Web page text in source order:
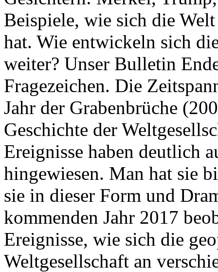
Beispiele, wie sich die
hat. Wie entwickeln sich
weiter? Unser Bulletin
Fragezeichen. Die
Jahr der Grabenbrüche
Geschichte der
Ereignisse haben deutlich
hingewiesen. Man hat sie
sie in dieser Form und
kommenden Jahr 2017
Ereignisse, wie sich die
Weltgesellschaft an